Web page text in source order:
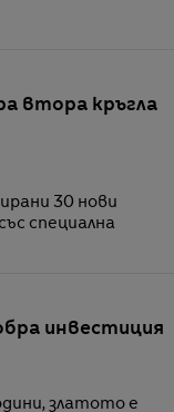
втора кръгла
30 нови
специална
инвестиция
златото е